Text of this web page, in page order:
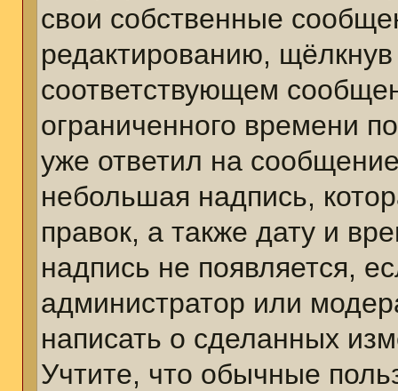
свои собственные
редактированию,
соответствующем
ограниченного времени
уже ответил на
небольшая надпись,
правок, а также дату и
надпись не появляется,
администратор или
написать о сделанных
Учтите, что обычные